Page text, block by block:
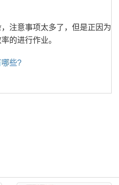
注意事项太多了，但是正因为
的进行作业。
些?